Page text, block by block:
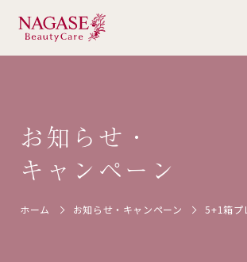
商品一覧
ご購入ガイド
お知らせ・
キャンペーン
ホーム お知らせ・キャンペーン 5+1箱プ